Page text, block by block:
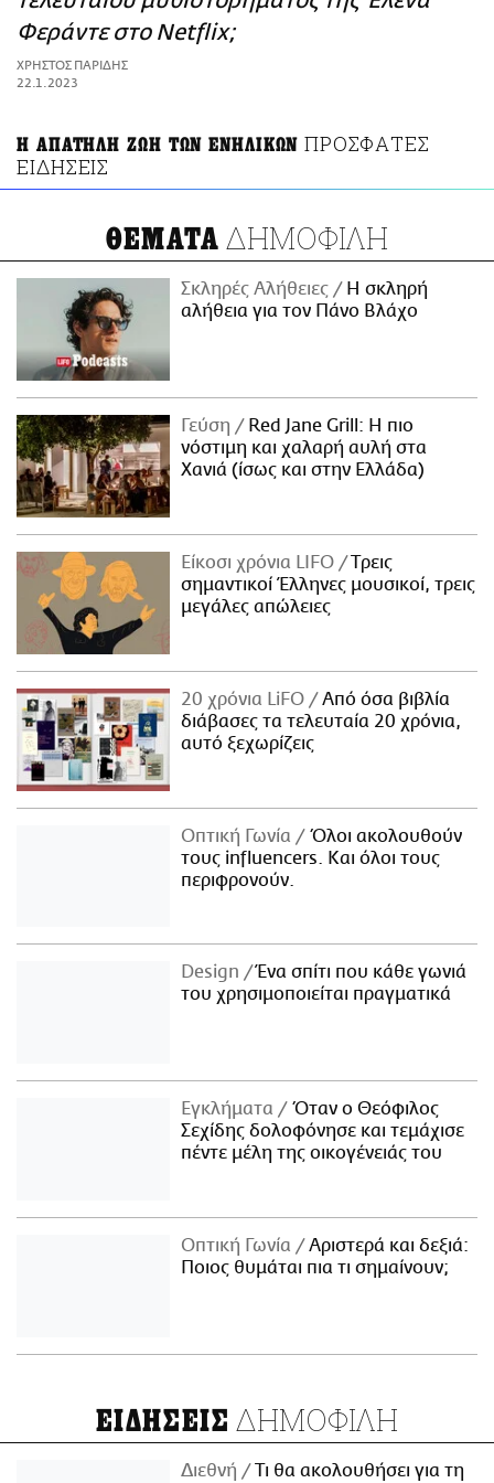
ΑΜΠΑ
PRINT
Φεράντε στο Netflix;
ΧΡΗΣΤΟΣ ΠΑΡΙΔΗΣ
22.1.2023
Η ΑΠΑΤΗΛΗ ΖΩΗ ΤΩΝ ΕΝΗΛΙΚΩΝ ΠΡΟΣΦΑΤΕΣ
ΕΙΔΗΣΕΙΣ
ΘΕΜΑΤΑ ΔΗΜΟΦΙΛΗ
Σκληρές Αλήθειες
H σκληρή
αλήθεια για τον Πάνο Βλάχο
Γεύση
Red Jane Grill: Η πιο
νόστιμη και χαλαρή αυλή στα
Χανιά (ίσως και στην Ελλάδα)
Είκοσι χρόνια LIFO
Tρεις
σημαντικοί Έλληνες μουσικοί, τρεις
μεγάλες απώλειες
20 χρόνια LiFO
Από όσα βιβλία
διάβασες τα τελευταία 20 χρόνια,
αυτό ξεχωρίζεις
Οπτική Γωνία
Όλοι ακολουθούν
τους influencers. Και όλοι τους
περιφρονούν.
Design
Ένα σπίτι που κάθε γωνιά
του χρησιμοποιείται πραγματικά
Εγκλήματα
Όταν ο Θεόφιλος
Σεχίδης δολοφόνησε και τεμάχισε
πέντε μέλη της οικογένειάς του
Οπτική Γωνία
Αριστερά και δεξιά:
Ποιος θυμάται πια τι σημαίνουν;
ΕΙΔΗΣΕΙΣ ΔΗΜΟΦΙΛΗ
Διεθνή Τι θα ακολουθήσει για τη